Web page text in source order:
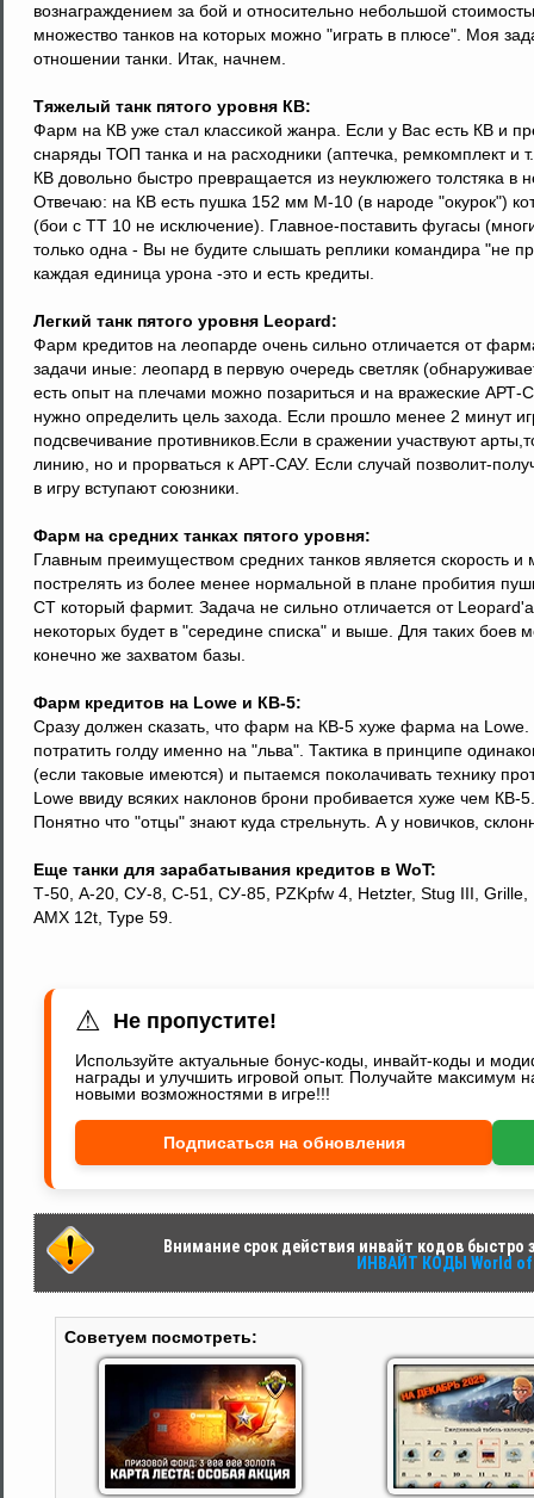
вознаграждением за бой и относительно небольшой
множество танков на которых можно "играть в плюсе". Моя
отношении танки. Итак, начнем.
Тяжелый танк пятого уровня КВ:
Фарм на КВ уже стал классикой жанра. Если у Вас есть КВ и
снаряды ТОП танка и на расходники (аптечка, ремкомплект и
КВ довольно быстро превращается из неуклюжего толстяка
Отвечаю: на КВ есть пушка 152 мм М-10 (в народе "окурок")
(бои с ТТ 10 не исключение). Главное-поставить фугасы
только одна - Вы не будите слышать реплики командира "не
каждая единица урона -это и есть кредиты.
Легкий танк пятого уровня Leopard:
Фарм кредитов на леопарде очень сильно отличается от
задачи иные: леопард в первую очередь светляк
есть опыт на плечами можно позариться и на вражеские
нужно определить цель захода. Если прошло менее 2 минут
подсвечивание противников.Если в сражении участвуют
линию, но и прорваться к АРТ-САУ. Если случай позволит-
в игру вступают союзники.
Фарм на средних танках пятого уровня:
Главным преимуществом средних танков является скорость
пострелять из более менее нормальной в плане пробития
СТ который фармит. Задача не сильно отличается от
некоторых будет в "середине списка" и выше. Для таких боев
конечно же захватом базы.
Фарм кредитов на Lowe и КВ-5:
Сразу должен сказать, что фарм на КВ-5 хуже фарма на
потратить голду именно на "льва". Тактика в принципе
(если таковые имеются) и пытаемся поколачивать технику
Lowe ввиду всяких наклонов брони пробивается хуже чем КВ-
Понятно что "отцы" знают куда стрельнуть. А у новичков,
Еще танки для зарабатывания кредитов в WoT:
Т-50, А-20, СУ-8, С-51, СУ-85, PZKpfw 4, Hetzter, Stug III,
AMX 12t, Type 59.
⚠ Не пропустите!
Используйте актуальные бонус-коды, инвайт-коды и
награды и улучшить игровой опыт. Получайте максимум
новыми возможностями в игре!!!
Подписаться на обновления
Внимание срок действия инвайт кодов быстро
ИНВАЙТ КОДЫ World
Советуем посмотреть: